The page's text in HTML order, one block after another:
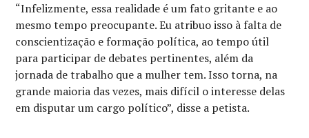
“Infelizmente, essa realidade é um fato gritante e ao
mesmo tempo preocupante. Eu atribuo isso à falta de
conscientização e formação política, ao tempo útil
para participar de debates pertinentes, além da
jornada de trabalho que a mulher tem. Isso torna, na
grande maioria das vezes, mais difícil o interesse delas
em disputar um cargo político”, disse a petista.